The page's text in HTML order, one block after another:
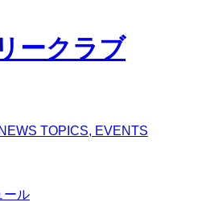
NEWS TOPICS, EVENTS
ール